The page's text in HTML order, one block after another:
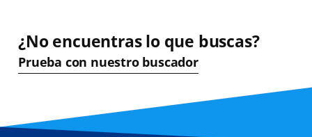
¿No encuentras lo que buscas?
Prueba con nuestro buscador